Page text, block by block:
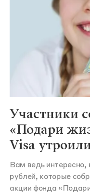
Участники
«Подари
Visa
Вам ведь интересно,
рублей, которые
акции фонда